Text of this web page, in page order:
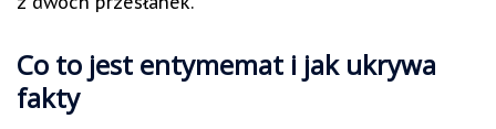
Co to jest entymemat i jak ukrywa
fakty